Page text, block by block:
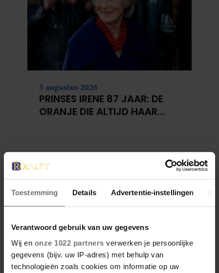
Toestemming Details Advertentie-instellingen
Verantwoord gebruik van uw gegevens
Wij en onze 1022 partners verwerken je persoonlijke
gegevens (bijv. uw IP-adres) met behulp van
technologieën zoals cookies om informatie op uw
5 augustus 2026
PRINSES IRENE 87 JAAR: DE
ORANJE DIE ALTIJD HAAR